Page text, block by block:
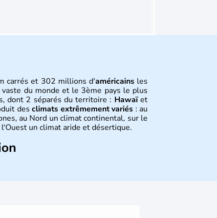
carrés et 302 millions d'américainsles
du monde et le 3ème pays le plus
dont 2 séparés du territoire : Hawaïet
des climats extrêmement variés : au
au Nord un climat continental, sur le
un climat aride et désertique.